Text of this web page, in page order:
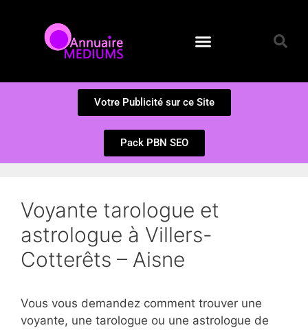
Votre Publicité sur ce Site
Pack PBN SEO
Voyante tarologue et
astrologue à Villers-
Cotterêts – Aisne
Vous vous demandez comment trouver une
voyante, une tarologue ou une astrologue de